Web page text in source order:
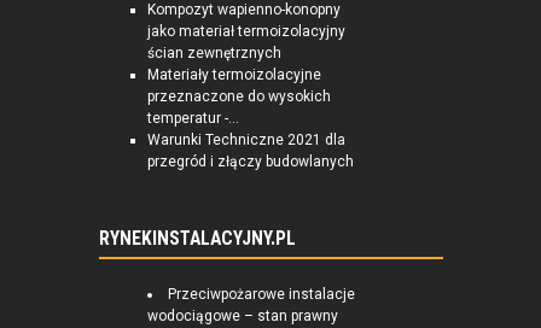
Kompozyt wapienno-konopny
jako materiał termoizolacyjny
ścian zewnętrznych
Materiały termoizolacyjne
przeznaczone do wysokich
temperatur -...
Warunki Techniczne 2021 dla
przegród i złączy budowlanych
RYNEKINSTALACYJNY.PL
Przeciwpożarowe instalacje
wodociągowe – stan prawny